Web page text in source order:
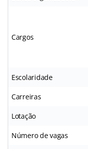
Cargos
Escolaridade
Carreiras
Lotação
Número de vagas